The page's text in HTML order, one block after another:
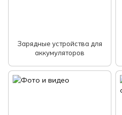
Зарядные устройства для
аккумуляторов